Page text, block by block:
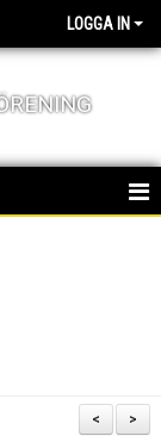
LOGGA IN
>
<